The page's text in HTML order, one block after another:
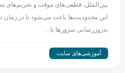
بین‌الملل، قطعی‌های موقت و
این محدودیت‌ها باعث می‌شود تا در زمان
به‌روزرسانی سرورها یا…
آموزشی‌های سایت